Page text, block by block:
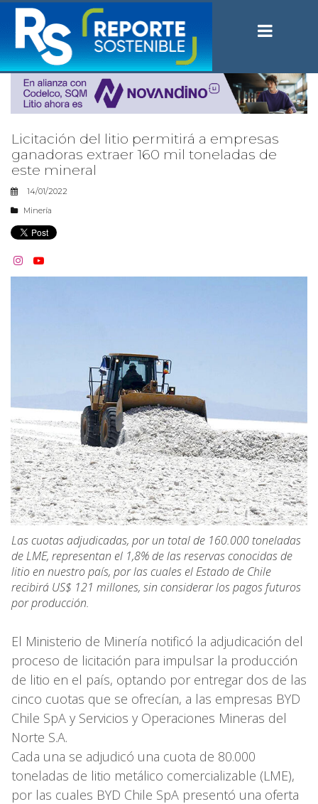
Licitación del litio permitirá a empresas
ganadoras extraer 160 mil toneladas de
este mineral
14/01/2022
Minería
 
Las cuotas adjudicadas, por un total de 160.000 toneladas
de LME, representan el 1,8% de las reservas conocidas de
litio en nuestro país, por las cuales el Estado de Chile
recibirá US$ 121 millones, sin considerar los pagos futuros
por producción.
El Ministerio de Minería notificó la adjudicación del
proceso de licitación para impulsar la producción
de litio en el país, optando por entregar dos de las
cinco cuotas que se ofrecían, a las empresas BYD
Chile SpA y Servicios y Operaciones Mineras del
Norte S.A.
Cada una se adjudicó una cuota de 80.000
toneladas de litio metálico comercializable (LME),
por las cuales BYD Chile SpA presentó una oferta